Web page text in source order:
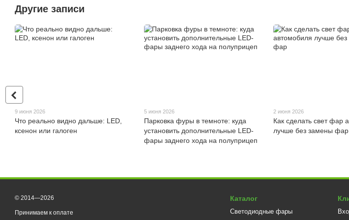
Другие записи
9 июня 2026
Что реально видно дальше: LED,
ксенон или галоген
5 июня 2026
Парковка фуры в темноте: куда
установить дополнительные LED-
фары заднего хода на полуприцеп
2 июня 2026
Как сделать свет фар
лучше без замены фар
© 2014—2026
Принимаем к оплате
Каталог
Светодиодные фары